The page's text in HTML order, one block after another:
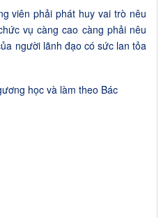
viên phải phát huy vai trò nêu
vụ càng cao càng phải nêu
người lãnh đạo có sức lan tỏa